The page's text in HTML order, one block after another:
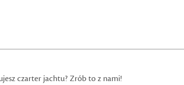
czarter jachtu? Zrób to z nami!